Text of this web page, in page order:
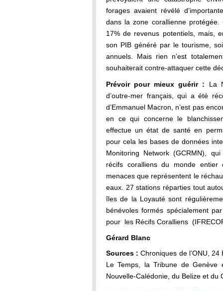
forages avaient révélé
dans la zone corallienne
17% de revenus potentiels, mais,
son PIB généré par le tourisme,
annuels. Mais rien n’est
souhaiterait contre-attaquer cette
Prévoir pour mieux guérir : La
d’outre-mer français, qui a été
d’Emmanuel Macron, n’est pas
en ce qui concerne le
effectue un état de santé en
pour cela les bases de données
Monitoring Network (GCRMN),
récifs coralliens du monde
menaces que représentent le
eaux. 27 stations réparties tout
îles de la Loyauté sont
bénévoles formés spécialement
pour les Récifs Coralliens
Gérard Blanc
Sources : Chroniques de l’ONU,
Le Temps, la Tribune de
Nouvelle-Calédonie, du Belize et du